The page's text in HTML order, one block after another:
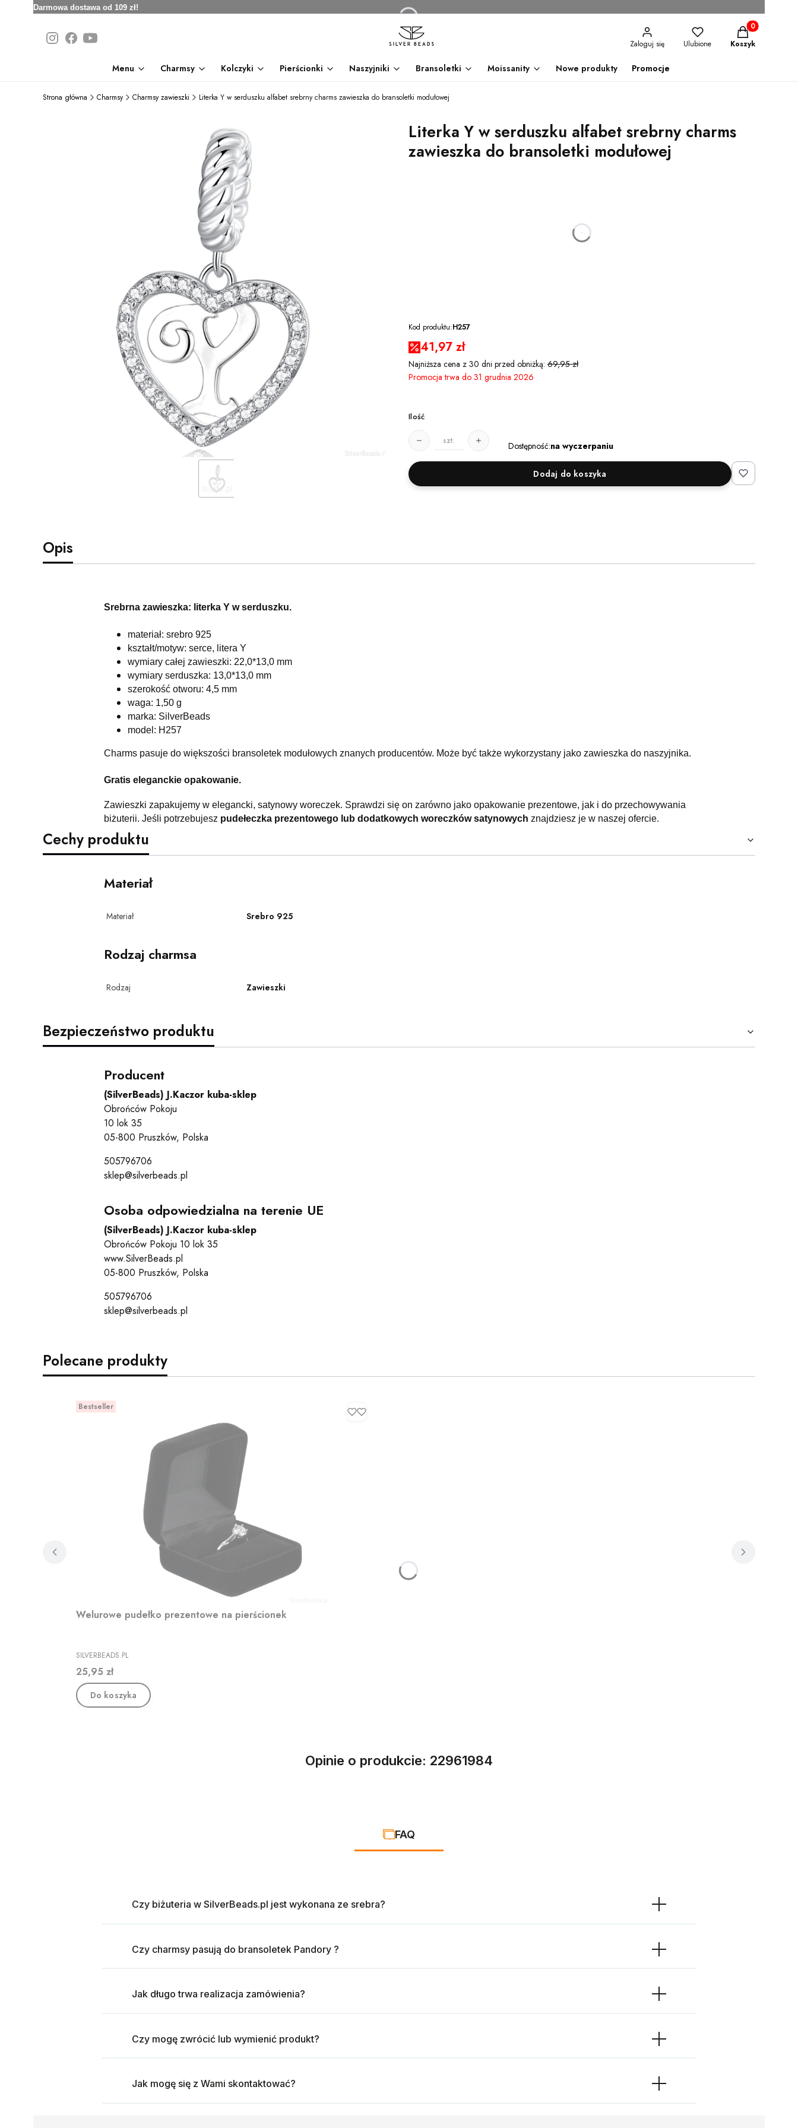
Darmowa dostawa od 109 zł!
Zaloguj się Ulubione
Produkty w
Koszyk
Menu Charmsy Kolczyki Pierścionki Naszyjniki Bransoletki Moissanity Nowe produkty Promocje
Strona główna Charmsy Charmsy zawieszki Literka Y w serduszku alfabet srebrny charms zawieszka do bransoletki modułowej
Literka Y w serduszku alfabet srebrny charms
zawieszka do bransoletki modułowej
godzin
Kod produktu:H257
41,97 zł
Najniższa cena z 30 dni przed obniżką: 69,95 zł
Promocja trwa do 31 grudnia 2026
Ilość
szt. Dostępność:na wyczerpaniu
Dodaj do koszyka
Opis
Srebrna zawieszka: literka Y w serduszku.
materiał: srebro 925
kształt/motyw: serce, litera Y
wymiary całej zawieszki: 22,0*13,0 mm
wymiary serduszka: 13,0*13,0 mm
szerokość otworu: 4,5 mm
waga: 1,50 g
marka: SilverBeads
model: H257
Charms pasuje do większości bransoletek modułowych znanych producentów. Może być także wykorzystany jako zawieszka do naszyjnika.
Gratis eleganckie opakowanie.
Zawieszki zapakujemy w elegancki, satynowy woreczek. Sprawdzi się on zarówno jako opakowanie prezentowe, jak i do przechowywania
biżuterii. Jeśli potrzebujesz pudełeczka prezentowego lub dodatkowych woreczków satynowych znajdziesz je w naszej ofercie.
Cechy produktu
Materiał
Materiał Srebro 925
Rodzaj charmsa
Rodzaj Zawieszki
Bezpieczeństwo produktu
Producent
(SilverBeads) J.Kaczor kuba-sklep
Obrońców Pokoju
10 lok 35
05-800 Pruszków, Polska
505796706
sklep@silverbeads.pl
Osoba odpowiedzialna na terenie UE
(SilverBeads) J.Kaczor kuba-sklep
Obrońców Pokoju 10 lok 35
www.SilverBeads.pl
05-800 Pruszków, Polska
505796706
sklep@silverbeads.pl
Polecane produkty
Bestseller
Welurowe pudełko prezentowe na pierścionek
PRODUCENT
SILVERBEADS.PL
Cena
25,95 zł
Do koszyka
Opinie o produkcie: 22961984
FAQ
Czy biżuteria w SilverBeads.pl jest wykonana ze srebra?
Czy charmsy pasują do bransoletek Pandory ?
Jak długo trwa realizacja zamówienia?
Czy mogę zwrócić lub wymienić produkt?
Jak mogę się z Wami skontaktować?